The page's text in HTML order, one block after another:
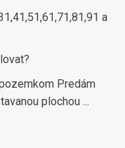
a
Predám
plochou ...